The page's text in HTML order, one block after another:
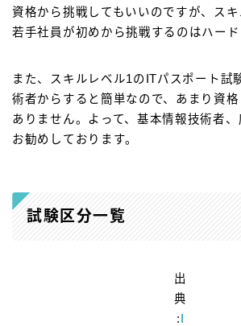
資格から挑戦してもいいのですが、ス
若手社員が初めから挑戦するのはハード
また、スキルレベル1のITパスポート試
術者からすると簡単なので、あまり資
ありません。よって、基本情報技術者
お勧めしております。
試験区分一覧
出
典
:I